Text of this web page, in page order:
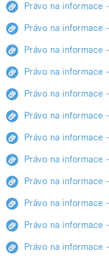
Právo na informace
Právo na informace
Právo na informace
Právo na informace
Právo na informace
Právo na informace
Právo na informace
Právo na informace
Právo na informace
Právo na informace
Právo na informace
Právo na informace